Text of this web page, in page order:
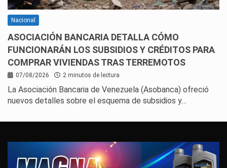
Nacional
ASOCIACIÓN BANCARIA DETALLA CÓMO
FUNCIONARÁN LOS SUBSIDIOS Y CRÉDITOS PARA
COMPRAR VIVIENDAS TRAS TERREMOTOS
07/08/2026 2 minutos de lectura
La Asociación Bancaria de Venezuela (Asobanca) ofreció
nuevos detalles sobre el esquema de subsidios y…